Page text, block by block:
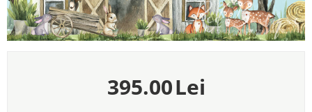
395.00Lei